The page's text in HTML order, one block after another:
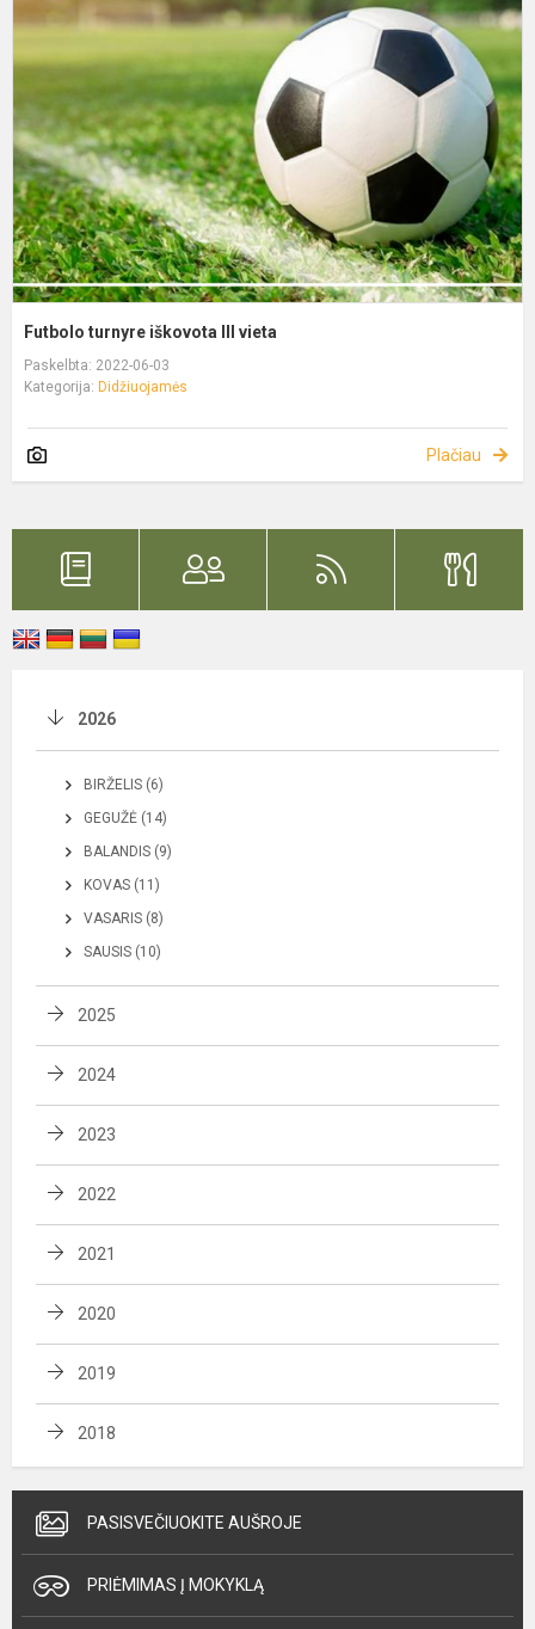
Futbolo turnyre iškovota III vieta
Paskelbta: 2022-06-03
Kategorija: Didžiuojamės
Plačiau
2026
BIRŽELIS (6)
GEGUŽĖ (14)
BALANDIS (9)
KOVAS (11)
VASARIS (8)
SAUSIS (10)
2025
2024
2023
2022
2021
2020
2019
2018
PASISVEČIUOKITE AUŠROJE
PRIĖMIMAS Į MOKYKLĄ